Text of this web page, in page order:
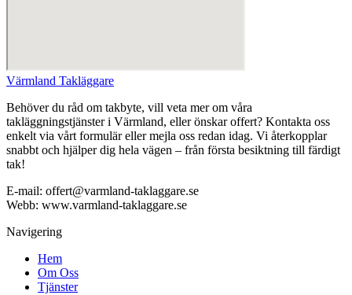
Värmland Takläggare
Behöver du råd om takbyte, vill veta mer om våra
takläggningstjänster i Värmland, eller önskar offert? Kontakta oss
enkelt via vårt formulär eller mejla oss redan idag. Vi återkopplar
snabbt och hjälper dig hela vägen – från första besiktning till färdigt
tak!
E-mail: offert@varmland-taklaggare.se
Webb: www.varmland-taklaggare.se
Navigering
Hem
Om Oss
Tjänster